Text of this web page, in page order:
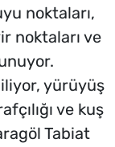
noktaları,
noktaları ve
yürüyüş
ve kuş
Tabiat